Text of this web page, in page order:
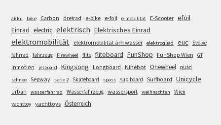
akku bike Carbon dreirad e-bike e-foil e-mobilität E-Scooter efoil
Einrad electric elektrisch Elektrisches Einrad
elektromobilität elektromobilität am wasser elektroquad euc
Evolve
fahrrad
fahrzeug Firewheel flite fliteboard FunShop FunShop Wien GT
Inmotion jetboard Kingsong Longboard Ninebot Onewheel quad
schnee Segway serie 2 Skateboard spass sup board Surfboard Unicycle
urban wasserfahrrad Wasserfahrzeug wassersport weihnachten
Wien
yachttoy yachttoys Österreich